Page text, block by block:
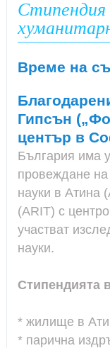
Време на
Гипсън
център в
България има
провеждане на
науки в Атина
(ARIT) с
участват
науки.
Стипендията
* жилище в
* парична